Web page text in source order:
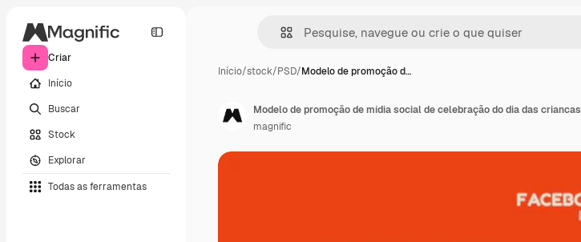
Criar
Início
Buscar
Stock
Explorar
Todas as ferramentas
Início/stock/PSD/Modelo de promoção d…
Modelo de promoção de mídia social de celebração do dia das criancas
magnific